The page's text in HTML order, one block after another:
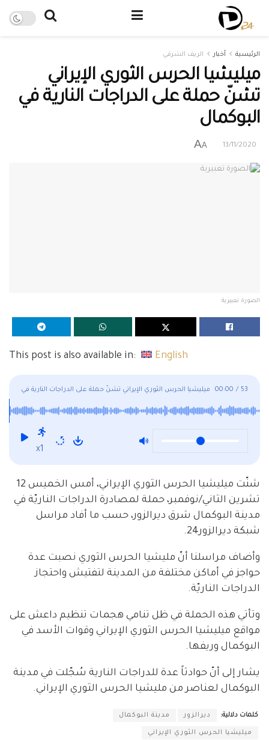
الرئيسية أخبار الريف الشرقي
ميليشيا الحرس الثوري الإيراني
تشنّ حملة على الدراجات النارية في
البوكمال
13/11/2020
A
A
الصورة تعبيرية
This post is also available in: English
ميليشيا الحرس الثوري الإيراني تشنّ حملة على الدراجات النارية في
البوكمال
00:00 / 53
x1
شنّت ميليشيا الحرس الثوري الإيراني، أمس الخميس 12
تشرين الثاني/نوفمبر، حملة لمصادرة الدراجات الناريّة في
مدينة البوكمال شرق ديرالزور، حسب ما أفاد مراسل
شبكة ديرالزور24.
وأضاف مراسلنا أنّ مليشيا الحرس الثوري نصبت عدة
حواجز في أماكن مختلفة من المدينة لتفتيش واحتجاز
الدراجات الناريّة.
وتأتي هذه الحملة في ظل تنامي هجمات تنظيم داعش على
مواقع ميليشيا الحرس الثوري الإيراني وقوات الأسد في
البوكمال وريفها.
يشار إلى أنّ حوادثاً عدة للدراجات النارية سُجّلت في مدينة
البوكمال لعناصر من مليشيا الحرس الثوري الإيراني.
كلمات دلالية: ديرالزور مدينة البوكمال
ميليشيا الحرس الثوري الإيراني